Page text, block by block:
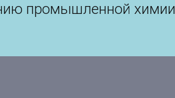
промышленной химии